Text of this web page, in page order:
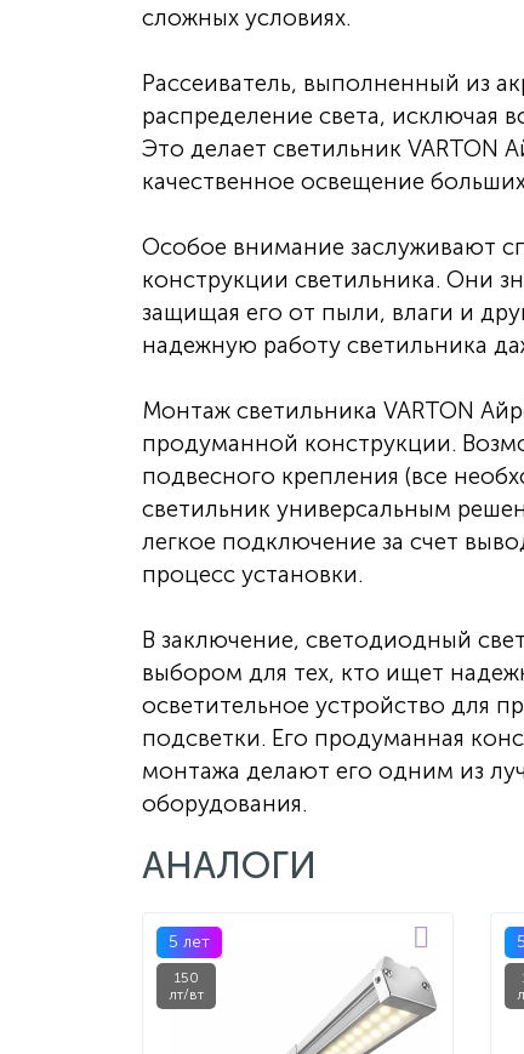
сложных условиях.
Рассеиватель, выполненный из
распределение света, исключая
Это делает светильник VARTON
качественное освещение
Особое внимание заслуживают
конструкции светильника. Они
защищая его от пыли, влаги и
надежную работу светильника
Монтаж светильника VARTON
продуманной конструкции.
подвесного крепления (все
светильник универсальным
легкое подключение за счет
процесс установки.
В заключение, светодиодный
выбором для тех, кто ищет
осветительное устройство для
подсветки. Его продуманная
монтажа делают его одним из
оборудования.
АНАЛОГИ
5 лет
150
лт/вт